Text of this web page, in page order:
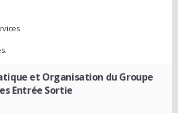
et Organisation du Groupe
Entrée Sortie